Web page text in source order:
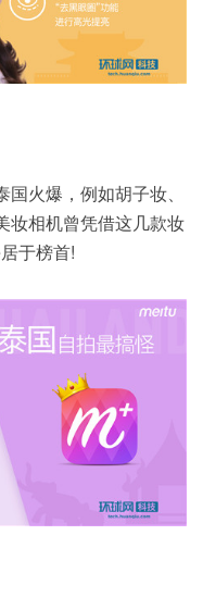
火爆，例如胡子妆、
妆相机曾凭借这几款妆
于榜首!